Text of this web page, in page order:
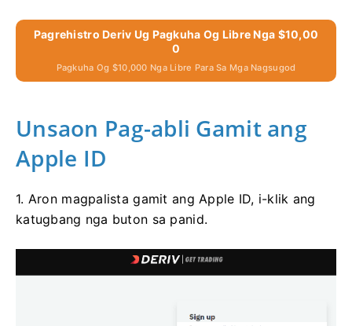
Pagrehistro Deriv Ug Pagkuha Og Libre Nga $10,00
0
Pagkuha Og $10,000 Nga Libre Para Sa Mga Nagsugod
Unsaon Pag-abli Gamit ang
Apple ID
1. Aron magpalista gamit ang Apple ID, i-klik ang
katugbang nga buton sa panid.